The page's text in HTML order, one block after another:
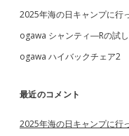
2025年海の日キャンプに行
ogawa シャンティ―Rの試し
ogawa ハイバックチェア2
最近のコメント
2025年海の日キャンプに行